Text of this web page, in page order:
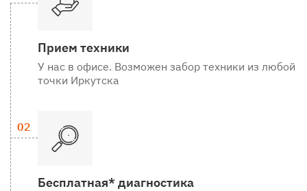
Прием техники
У нас в офисе. Возможен забор техники из любой
точки Иркутска
Бесплатная* диагностика